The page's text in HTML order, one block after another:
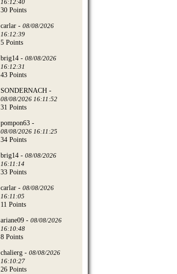
16:12:40
30 Points
carlar - 08/08/2026
16:12:39
5 Points
brig14 - 08/08/2026
16:12:31
43 Points
SONDERNACH -
08/08/2026 16:11:52
31 Points
pompon63 -
08/08/2026 16:11:25
34 Points
brig14 - 08/08/2026
16:11:14
33 Points
carlar - 08/08/2026
16:11:05
11 Points
ariane09 - 08/08/2026
16:10:48
8 Points
chalierg - 08/08/2026
16:10:27
26 Points